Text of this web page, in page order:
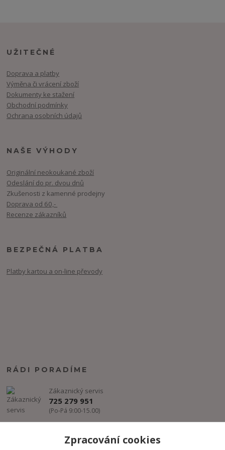
UŽITEČNÉ
Doprava a platby
Výměna či vrácení zboží
Dokumenty ke stažení
Obchodní podmínky
Ochrana osobních údajů
NAŠE VÝHODY
Originální neokoukané zboží
Odeslání do pr. dvou dnů
Zkušenosti z kamenné prodejny
Doprava od 60,-
Recenze zákazníků
BEZPEČNÁ PLATBA
Platby kartou a on-line převody
RÁDI PORADÍME
Zákaznický servis
725 279 951
(Po-Pá 9:00-15.00)
Zpracování cookies